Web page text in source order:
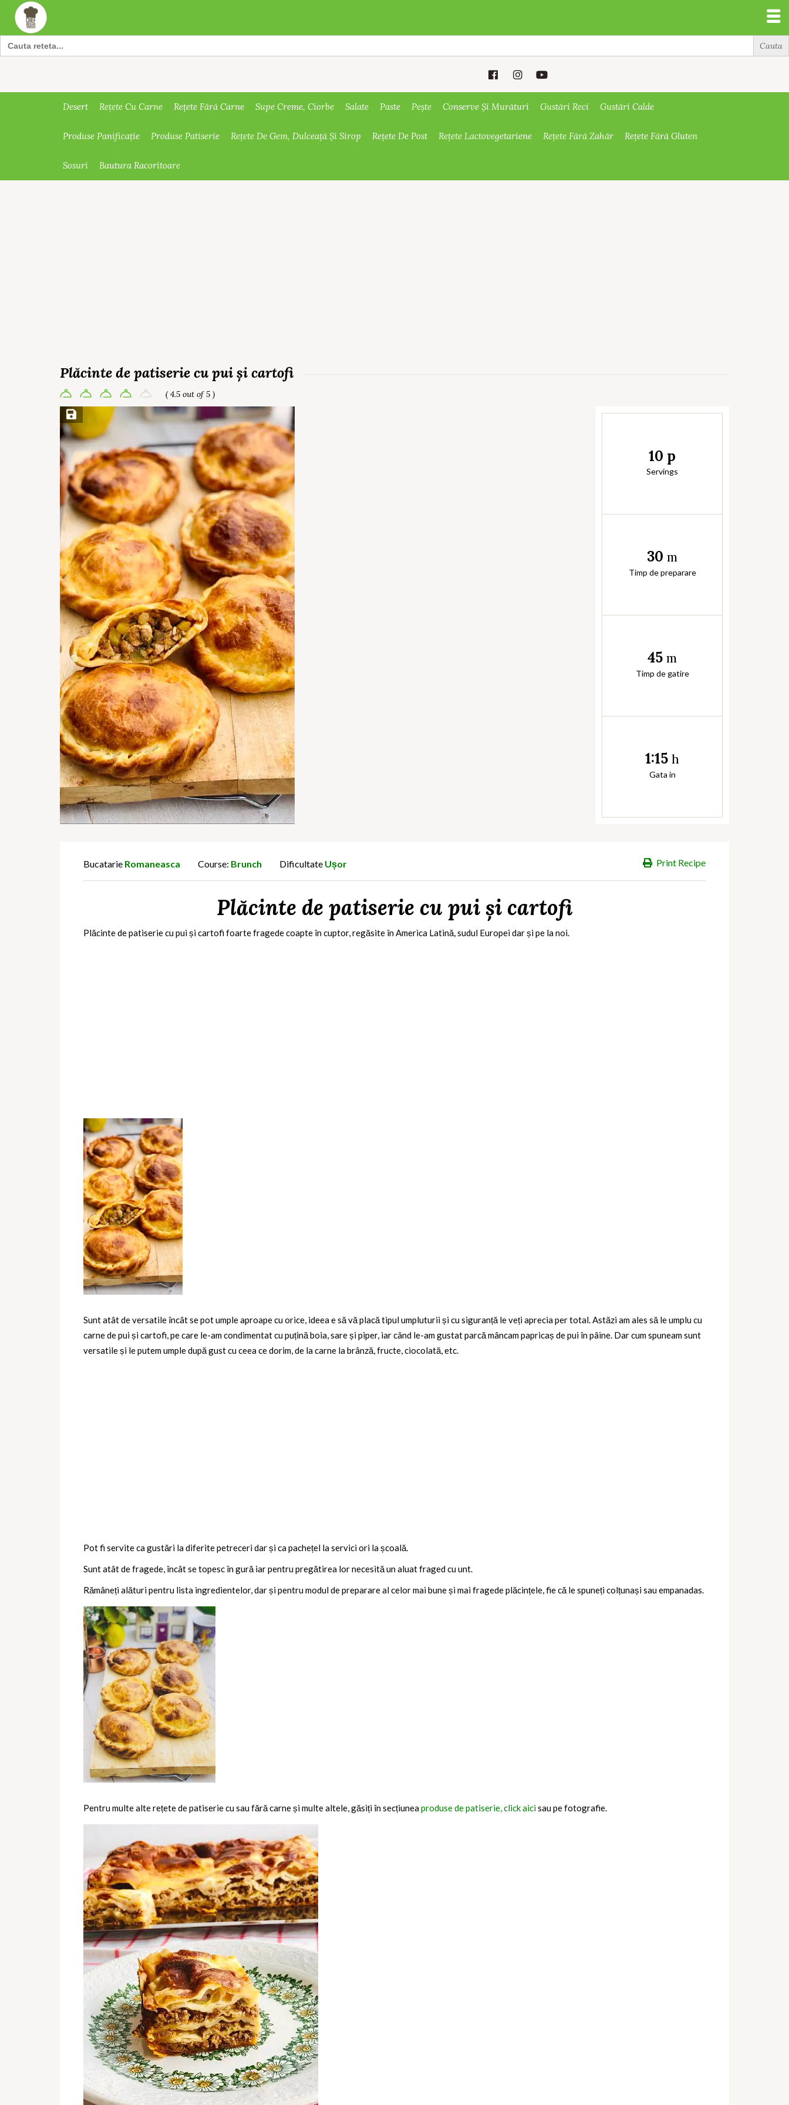
Search
for:
Desert Rețete Cu Carne Rețete Fără Carne Supe Creme, Ciorbe Salate Paste Pește Conserve Și Murături Gustări Reci Gustări Calde
Produse Panificație Produse Patiserie Rețete De Gem, Dulceață Și Sirop Rețete De Post Rețete Lactovegetariene Rețete Fără Zahăr Rețete Fără Gluten
Sosuri Bautura Racoritoare
Plăcinte de patiserie cu pui și cartofi
( 4.5 out of 5 )
Save Recipe
10 p
Servings
30 m
Timp de preparare
45 m
Timp de gatire
1:15 h
Gata in
Print Recipe
Bucatarie Romaneasca Course: Brunch Dificultate Ușor
Plăcinte de patiserie cu pui și cartofi
Plăcinte de patiserie cu pui și cartofi foarte fragede coapte în cuptor, regăsite în America Latină, sudul Europei dar și pe la noi.
Sunt atât de versatile încât se pot umple aproape cu orice, ideea e să vă placă tipul umpluturii și cu siguranță le veți aprecia per total. Astăzi am ales să le umplu cu
carne de pui și cartofi, pe care le-am condimentat cu puțină boia, sare și piper, iar când le-am gustat parcă mâncam papricaș de pui în pâine. Dar cum spuneam sunt
versatile și le putem umple după gust cu ceea ce dorim, de la carne la brânză, fructe, ciocolată, etc.
Pot fi servite ca gustări la diferite petreceri dar și ca pachețel la servici ori la școală.
Sunt atât de fragede, încât se topesc în gură iar pentru pregătirea lor necesită un aluat fraged cu unt.
Rămâneți alături pentru lista ingredientelor, dar și pentru modul de preparare al celor mai bune și mai fragede plăcințele, fie că le spuneți colțunași sau empanadas.
Pentru multe alte rețete de patiserie cu sau fără carne și multe altele, găsiți în secțiuneaproduse de patiserie, click aicisau pe fotografie.